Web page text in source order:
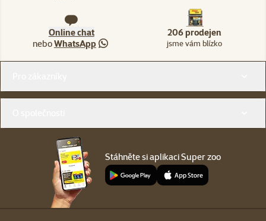
Online chat
neboWhatsApp
206 prodejen
jsme vám blízko
Stáhněte si aplikaci Super zoo